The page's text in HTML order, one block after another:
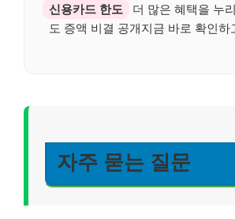
신용카드 한도
더 많은 혜택을 누
도 증액 비결 공개지금 바로 확인하
자주 묻는 질문